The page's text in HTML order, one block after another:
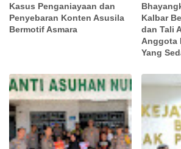
Kasus Penganiayaan dan
Penyebaran Konten Asusila
Bermotif Asmara
Kalbar
dan Tali
Anggota
Yang